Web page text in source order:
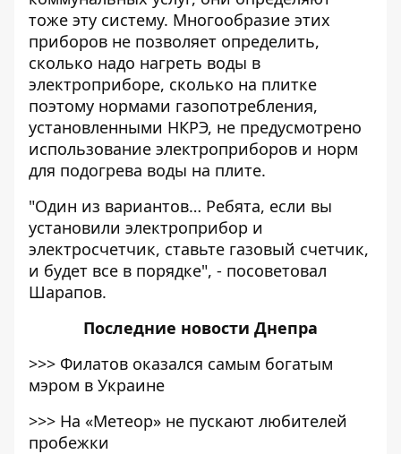
тоже эту систему. Многообразие этих
приборов не позволяет определить,
сколько надо нагреть воды в
электроприборе, сколько на плитке
поэтому нормами газопотребления,
установленными НКРЭ, не предусмотрено
использование электроприборов и норм
для подогрева воды на плите.
"Один из вариантов… Ребята, если вы
установили электроприбор и
электросчетчик, ставьте газовый счетчик,
и будет все в порядке", - посоветовал
Шарапов.
Последние новости Днепра
>>> Филатов оказался самым богатым
мэром в Украине
>>> На «Метеор» не пускают любителей
пробежки